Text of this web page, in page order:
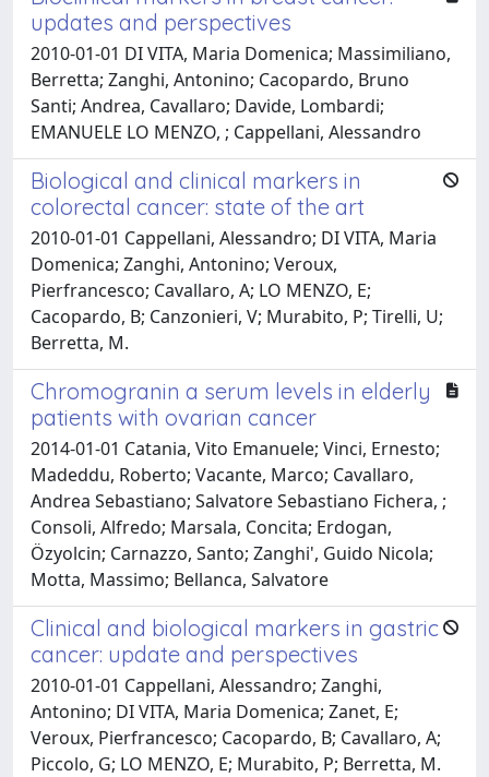
updates and perspectives
2010-01-01 DI VITA, Maria Domenica; Massimiliano,
Berretta; Zanghi, Antonino; Cacopardo, Bruno
Santi; Andrea, Cavallaro; Davide, Lombardi;
EMANUELE LO MENZO, ; Cappellani, Alessandro
Biological and clinical markers in
colorectal cancer: state of the art
2010-01-01 Cappellani, Alessandro; DI VITA, Maria
Domenica; Zanghi, Antonino; Veroux,
Pierfrancesco; Cavallaro, A; LO MENZO, E;
Cacopardo, B; Canzonieri, V; Murabito, P; Tirelli, U;
Berretta, M.
Chromogranin a serum levels in elderly
patients with ovarian cancer
2014-01-01 Catania, Vito Emanuele; Vinci, Ernesto;
Madeddu, Roberto; Vacante, Marco; Cavallaro,
Andrea Sebastiano; Salvatore Sebastiano Fichera, ;
Consoli, Alfredo; Marsala, Concita; Erdogan,
Özyolcin; Carnazzo, Santo; Zanghi', Guido Nicola;
Motta, Massimo; Bellanca, Salvatore
Clinical and biological markers in gastric
cancer: update and perspectives
2010-01-01 Cappellani, Alessandro; Zanghi,
Antonino; DI VITA, Maria Domenica; Zanet, E;
Veroux, Pierfrancesco; Cacopardo, B; Cavallaro, A;
Piccolo, G; LO MENZO, E; Murabito, P; Berretta, M.